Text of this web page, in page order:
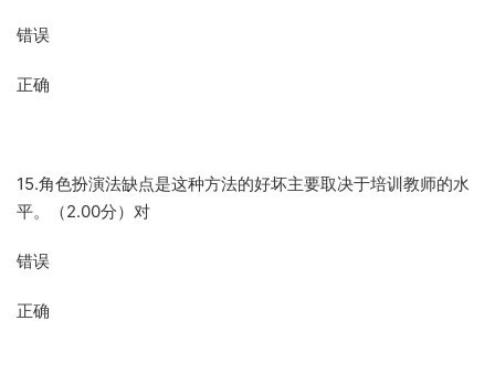
错误
正确
15.角色扮演法缺点是这种方法的好坏主要取决于培训教师的水
平。（2.00分）对
错误
正确